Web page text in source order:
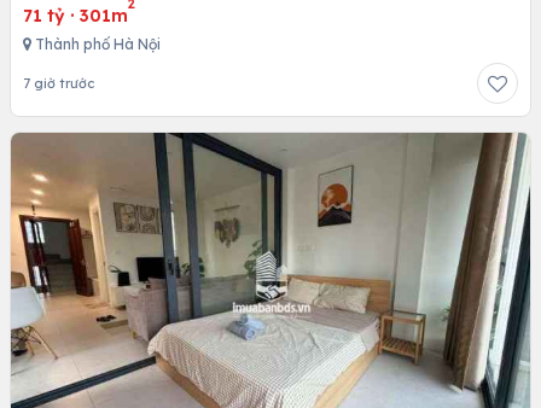
71 tỷ · 301m
2
Thành phố Hà Nội
7 giờ trước